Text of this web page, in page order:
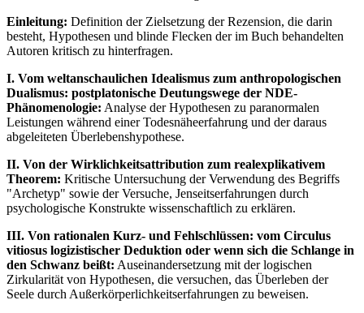
Einleitung: Definition der Zielsetzung der Rezension, die darin
besteht, Hypothesen und blinde Flecken der im Buch behandelten
Autoren kritisch zu hinterfragen.
I. Vom weltanschaulichen Idealismus zum anthropologischen
Dualismus: postplatonische Deutungswege der NDE-
Phänomenologie: Analyse der Hypothesen zu paranormalen
Leistungen während einer Todesnäheerfahrung und der daraus
abgeleiteten Überlebenshypothese.
II. Von der Wirklichkeitsattribution zum realexplikativem
Theorem: Kritische Untersuchung der Verwendung des Begriffs
"Archetyp" sowie der Versuche, Jenseitserfahrungen durch
psychologische Konstrukte wissenschaftlich zu erklären.
III. Von rationalen Kurz- und Fehlschlüssen: vom Circulus
vitiosus logizistischer Deduktion oder wenn sich die Schlange in
den Schwanz beißt: Auseinandersetzung mit der logischen
Zirkularität von Hypothesen, die versuchen, das Überleben der
Seele durch Außerkörperlichkeitserfahrungen zu beweisen.